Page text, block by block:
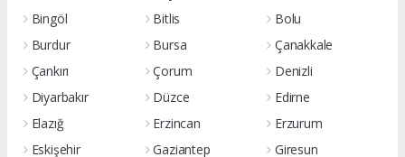
Bingöl
Bitlis
Bolu
Burdur
Bursa
Çanakkale
Çankırı
Çorum
Denizli
Diyarbakır
Düzce
Edirne
Elazığ
Erzincan
Erzurum
Eskişehir
Gaziantep
Giresun